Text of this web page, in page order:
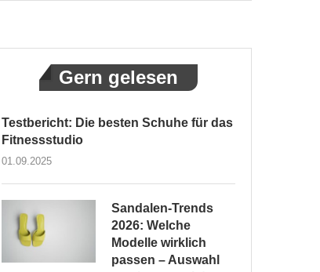
Gern gelesen
Testbericht: Die besten Schuhe für das
Fitnessstudio
01.09.2025
Sandalen-Trends
2026: Welche
Modelle wirklich
passen – Auswahl